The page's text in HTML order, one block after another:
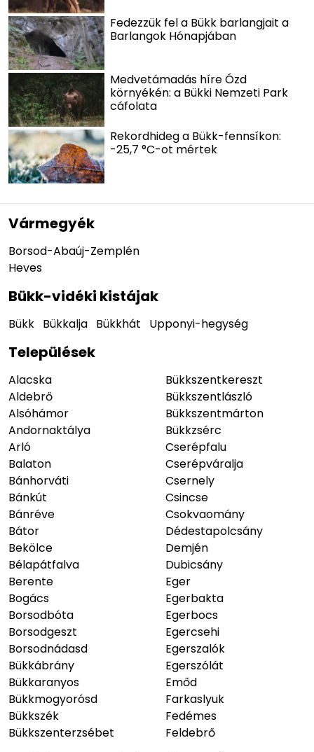
Fedezzük fel a Bükk barlangjait a
Barlangok Hónapjában
Medvetámadás híre Ózd
környékén: a Bükki Nemzeti Park
cáfolata
Rekordhideg a Bükk-fennsíkon:
-25,7 °C-ot mértek
Vármegyék
Borsod-Abaúj-Zemplén
Heves
Bükk-vidéki kistájak
Bükk Bükkalja Bükkhát Upponyi-hegység
Települések
Alacska
Aldebrő
Alsóhámor
Andornaktálya
Arló
Balaton
Bánhorváti
Bánkút
Bánréve
Bátor
Bekölce
Bélapátfalva
Berente
Bogács
Borsodbóta
Borsodgeszt
Borsodnádasd
Bükkábrány
Bükkaranyos
Bükkmogyorósd
Bükkszék
Bükkszenterzsébet
Bükkszentkereszt
Bükkszentlászló
Bükkszentmárton
Bükkzsérc
Cserépfalu
Cserépváralja
Csernely
Csincse
Csokvaomány
Dédestapolcsány
Demjén
Dubicsány
Eger
Egerbakta
Egerbocs
Egercsehi
Egerszalók
Egerszólát
Emőd
Farkaslyuk
Fedémes
Feldebrő